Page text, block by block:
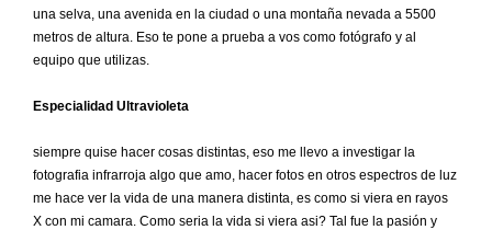
una selva, una avenida en la ciudad o una montaña nevada a 5500
metros de altura. Eso te pone a prueba a vos como fotógrafo y al
equipo que utilizas.
Especialidad Ultravioleta
siempre quise hacer cosas distintas, eso me llevo a investigar la
fotografia infrarroja algo que amo, hacer fotos en otros espectros de luz
me hace ver la vida de una manera distinta, es como si viera en rayos
X con mi camara. Como seria la vida si viera asi? Tal fue la pasión y